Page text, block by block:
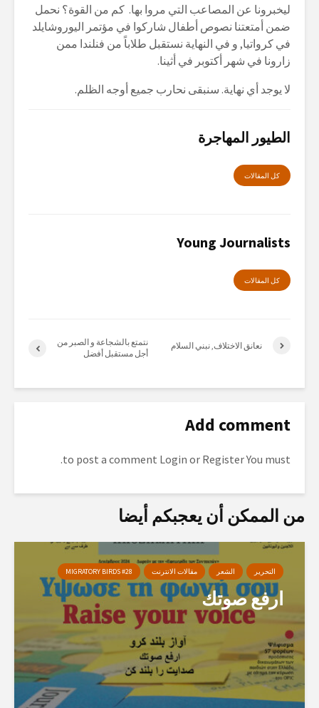
ليخبرونا عن المصاعب التي مروا بها. كم من القوة؟ نحمل
ضمن أمتعتنا نصوص أطفال شاركوا في مؤتمر اليوروشايلد
في كرواتيا, و في النهاية نستقبل طلاباً من فنلندا ممن
زارونا في شهر أكتوبر في أثينا.
لا يوجد أي نهاية. سنبقى نحارب جميع أوجه الظلم.
الطيور المهاجرة
كل المقالات
Young Journalists
كل المقالات
نتمتع بالشجاعة و الصبر من
أجل مستقبل أفضل
نعانق الاختلاف, نبني السلام
Add comment
You must
Register
Login
من الممكن أن يعجبكم أيضا
التحرير الشعر مقالات الانترنت MIGRATORY BIRDS #28
ارفع صوتك